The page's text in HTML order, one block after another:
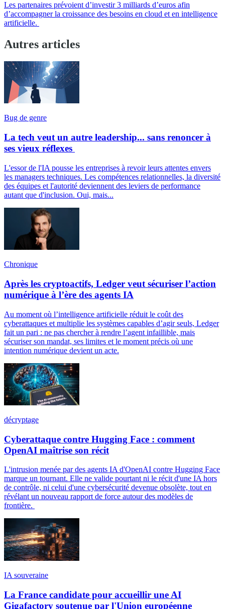
Les partenaires prévoient d’investir 3 milliards d’euros afin
d’accompagner la croissance des besoins en cloud et en intelligence
artificielle.
Autres articles
Bug de genre
La tech veut un autre leadership... sans renoncer à
ses vieux réflexes
L'essor de l'IA pousse les entreprises à revoir leurs attentes envers
les managers techniques. Les compétences relationnelles, la diversité
des équipes et l'autorité deviennent des leviers de performance
autant que d'inclusion. Oui, mais...
Chronique
Après les cryptoactifs, Ledger veut sécuriser l’action
numérique à l’ère des agents IA
Au moment où l’intelligence artificielle réduit le coût des
cyberattaques et multiplie les systèmes capables d’agir seuls, Ledger
fait un pari : ne pas chercher à rendre l’agent infaillible, mais
sécuriser son mandat, ses limites et le moment précis où une
intention numérique devient un acte.
décryptage
Cyberattaque contre Hugging Face : comment
OpenAI maîtrise son récit
L'intrusion menée par des agents IA d'OpenAI contre Hugging Face
marque un tournant. Elle ne valide pourtant ni le récit d'une IA hors
de contrôle, ni celui d'une cybersécurité devenue obsolète, tout en
révélant un nouveau rapport de force autour des modèles de
frontière.
IA souveraine
La France candidate pour accueillir une AI
Gigafactory soutenue par l'Union européenne